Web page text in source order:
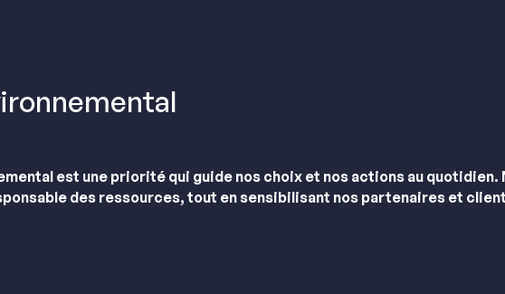
est une priorité qui guide nos choix et nos actions au
des ressources, tout en sensibilisant nos partenaires et